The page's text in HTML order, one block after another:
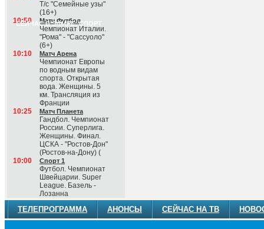
Т/с "Семейные узы"
(16+)
СЕЙЧАС В ЭФИРЕ: СПОРТ
10:50 Матч Футбол
Чемпионат Италии.
"Рома" - "Сассуоло"
(6+)
10:10
Матч Арена
Чемпионат Европы
по водным видам
спорта. Открытая
вода. Женщины. 5
км. Трансляция из
Франции
10:25
Матч Планета
Гандбол. Чемпионат
России. Суперлига.
Женщины. Финал.
ЦСКА - "Ростов-Дон"
(Ростов-на-Дону) (
10:00
Спорт 1
Футбол. Чемпионат
Швейцарии. Super
League. Базель -
Лозанна
ТЕЛЕПРОГРАММА АНОНСЫ СЕЙЧАС НА ТВ